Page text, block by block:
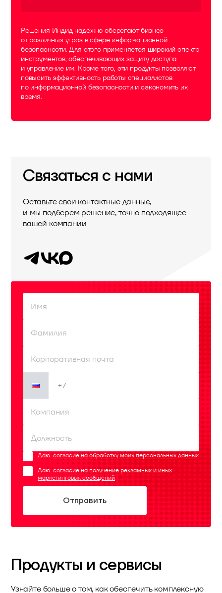
Решения Индид надежно оберегают бизнес
от различных угроз в сфере информационной
безопасности. Для этого применяется широкий спектр
инструментов, обеспечивающих защиту доступа
и управление им. Кроме того, эти продукты позволяют
повысить эффективность работы специалистов
по информационной безопасности и сэкономить их
время.
Связаться с нами
Оставьте свои контактные данные,
и мы подберем решение, точно подходящее
вашей компании
Даюсогласие на обработку моих персональных данных
Даюсогласие на получение рекламных и иных
маркетинговых сообщений
Продукты и сервисы
Узнайте больше о том, как обеспечить комплексную